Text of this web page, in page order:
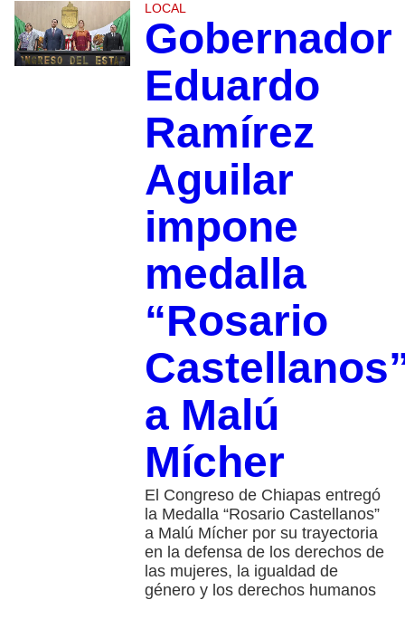
LOCAL
Gobernador
Eduardo
Ramírez
Aguilar
impone
medalla
“Rosario
a Malú
Mícher
El Congreso de Chiapas entregó
la Medalla “Rosario Castellanos”
a Malú Mícher por su trayectoria
en la defensa de los derechos de
las mujeres, la igualdad de
género y los derechos humanos